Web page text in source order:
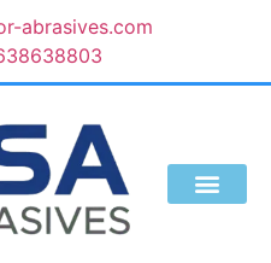
abrasives.com